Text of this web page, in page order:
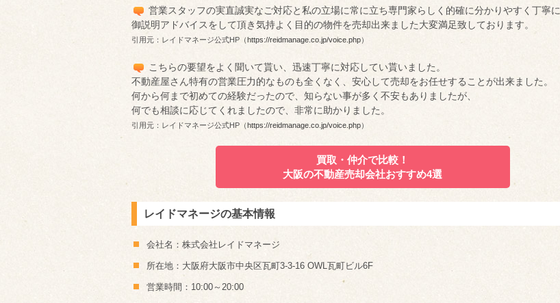
営業スタッフの実直誠実なご対応と私の立場に常に立ち専門家らしく的確に分かりやすく丁寧に
御説明アドバイスをして頂き気持よく目的の物件を売却出来ました大変満足致しております。
引用元：レイドマネージ公式HP（https://reidmanage.co.jp/voice.php）
こちらの要望をよく聞いて貰い、迅速丁寧に対応してい貰いました。
不動産屋さん特有の営業圧力的なものも全くなく、安心して売却をお任せすることが出来ました。
何から何まで初めての経験だったので、知らない事が多く不安もありましたが、
何でも相談に応じてくれましたので、非常に助かりました。
引用元：レイドマネージ公式HP（https://reidmanage.co.jp/voice.php）
買取・仲介で比較！
大阪の不動産売却会社おすすめ4選
レイドマネージの基本情報
会社名：株式会社レイドマネージ
所在地：大阪府大阪市中央区瓦町3-3-16 OWL瓦町ビル6F
営業時間：10:00～20:00